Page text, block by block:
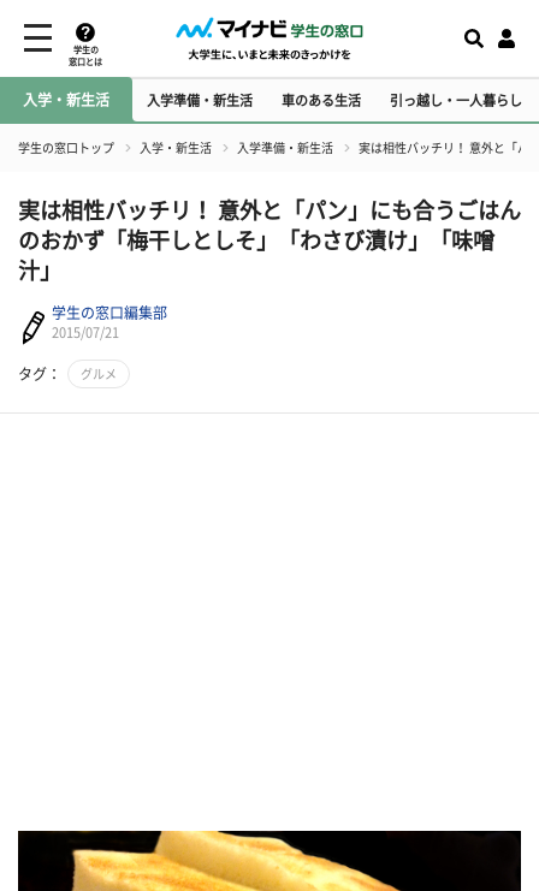
学生の
窓口とは
入学・新生活 入学準備・新生活 車のある生活 引っ越し・一人暮らし
学生の窓口トップ 入学・新生活 入学準備・新生活 実は相性バッチリ！ 意外と「パ
実は相性バッチリ！ 意外と「パン」にも合うごはん
のおかず「梅干しとしそ」「わさび漬け」「味噌
汁」
学生の窓口編集部
2015/07/21
タグ： グルメ